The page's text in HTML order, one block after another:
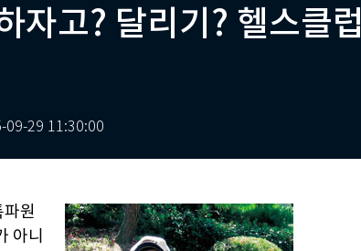
자고? 달리기? 헬스클
09-29 11:30:00
원
아니